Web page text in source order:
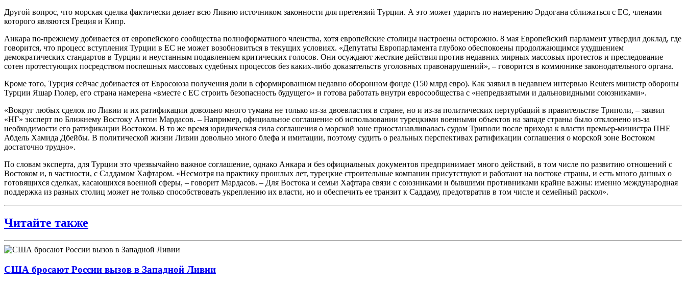
Другой вопрос, что морская сделка фактически делает всю Ливию источником законности для претензий Турции. А это может ударить по намерению Эрдогана сближаться с ЕС, членами
которого являются Греция и Кипр.
Анкара по-прежнему добивается от европейского сообщества полноформатного членства, хотя европейские столицы настроены осторожно. 8 мая Европейский парламент утвердил доклад, где
говорится, что процесс вступления Турции в ЕС не может возобновиться в текущих условиях. «Депутаты Европарламента глубоко обеспокоены продолжающимся ухудшением
демократических стандартов в Турции и неустанным подавлением критических голосов. Они осуждают жесткие действия против недавних мирных массовых протестов и преследование
сотен протестующих посредством поспешных массовых судебных процессов без каких-либо доказательств уголовных правонарушений», – говорится в коммюнике законодательного органа.
Кроме того, Турция сейчас добивается от Евросоюза получения доли в сформированном недавно оборонном фонде (150 млрд евро). Как заявил в недавнем интервью Reuters министр обороны
Турции Яшар Гюлер, его страна намерена «вместе с ЕС строить безопасность будущего» и готова работать внутри евросообщества с «непредвзятыми и дальновидными союзниками».
«Вокруг любых сделок по Ливии и их ратификации довольно много тумана не только из-за двоевластия в стране, но и из-за политических пертурбаций в правительстве Триполи, – заявил
«НГ» эксперт по Ближнему Востоку Антон Мардасов. – Например, официальное соглашение об использовании турецкими военными объектов на западе страны было отклонено из-за
необходимости его ратификации Востоком. В то же время юридическая сила соглашения о морской зоне приостанавливалась судом Триполи после прихода к власти премьер-министра ПНЕ
Абдель Хамида Дбейбы. В политической жизни Ливии довольно много блефа и имитации, поэтому судить о реальных перспективах ратификации соглашения о морской зоне Востоком
достаточно трудно».
По словам эксперта, для Турции это чрезвычайно важное соглашение, однако Анкара и без официальных документов предпринимает много действий, в том числе по развитию отношений с
Востоком и, в частности, с Саддамом Хафтаром. «Несмотря на практику прошлых лет, турецкие строительные компании присутствуют и работают на востоке страны, и есть много данных о
готовящихся сделках, касающихся военной сферы, – говорит Мардасов. – Для Востока и семьи Хафтара связи с союзниками и бывшими противниками крайне важны: именно международная
поддержка из разных столиц может не только способствовать укреплению их власти, но и обеспечить ее транзит к Саддаму, предотвратив в том числе и семейный раскол».
Читайте также
США бросают России вызов в Западной Ливии